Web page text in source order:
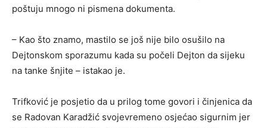
poštuju mnogo ni pismena dokumenta.
– Kao što znamo, mastilo se još nije bilo osušilo na
Dejtonskom sporazumu kada su počeli Dejton da sijeku
na tanke šnjite – istakao je.
Trifković je posjetio da u prilog tome govori i činjenica da
se Radovan Karadžić svojevremeno osjećao sigurnim jer